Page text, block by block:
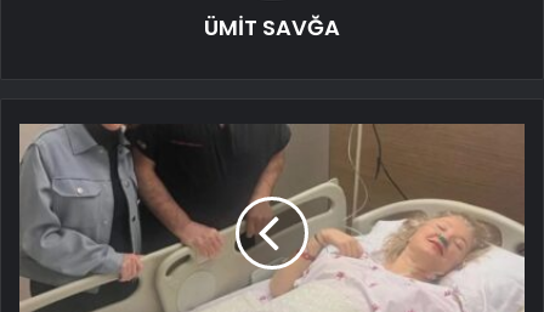
ÜMİT SAVĞA